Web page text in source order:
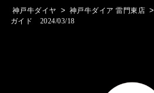
神戸牛ダイヤ > 神戸牛ダイア 雷門東店 >
ガイド 2024/03/18